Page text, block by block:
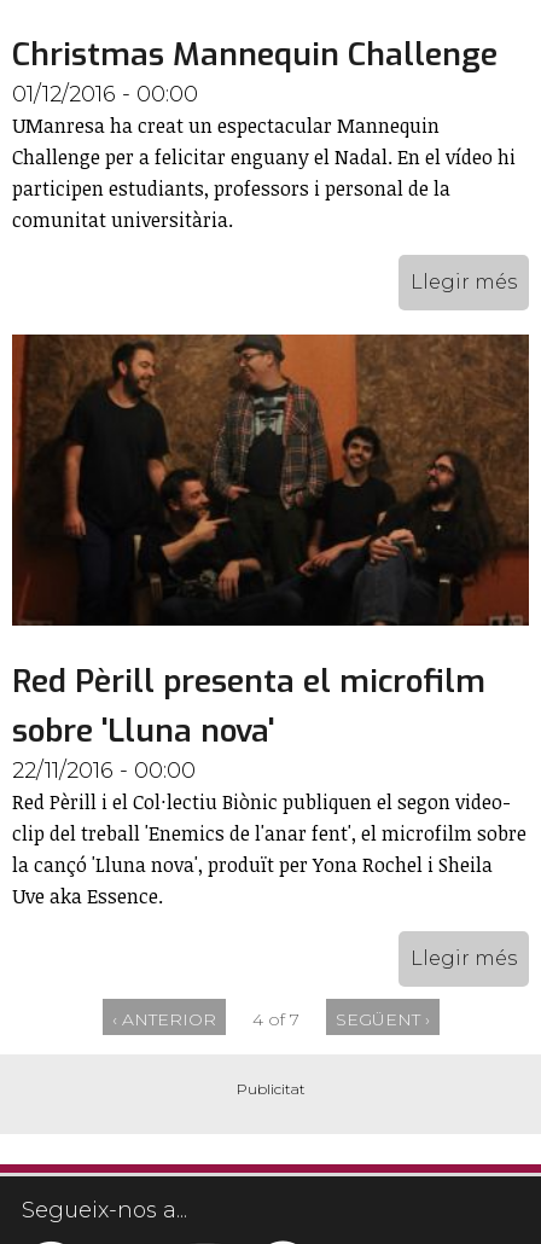
Christmas Mannequin Challenge
01/12/2016 - 00:00
UManresa ha creat un espectacular Mannequin
Challenge per a felicitar enguany el Nadal. En el vídeo hi
participen estudiants, professors i personal de la
comunitat universitària.
Llegir més
Red Pèrill presenta el microfilm
sobre 'Lluna nova'
22/11/2016 - 00:00
Red Pèrill i el Col·lectiu Biònic publiquen el segon video-
clip del treball 'Enemics de l'anar fent', el microfilm sobre
la cançó 'Lluna nova', produït per Yona Rochel i Sheila
Uve aka Essence.
Llegir més
‹ ANTERIOR 4 of 7 SEGÜENT ›
Segueix-nos a...